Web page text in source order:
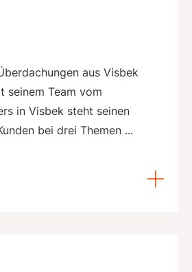
aus Visbek
seinem Team vom
in Visbek steht seinen
bei drei Themen ...